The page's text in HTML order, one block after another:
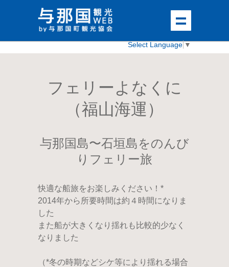
Select Language ▼
フェリーよなくに
（福山海運）
与那国島〜石垣島をのんび
りフェリー旅
快適な船旅をお楽しみください！*
2014年から所要時間は約４時間になりま
した
また船が大きくなり揺れも比較的少なく
なりました
（*冬の時期などシケ等により揺れる場合